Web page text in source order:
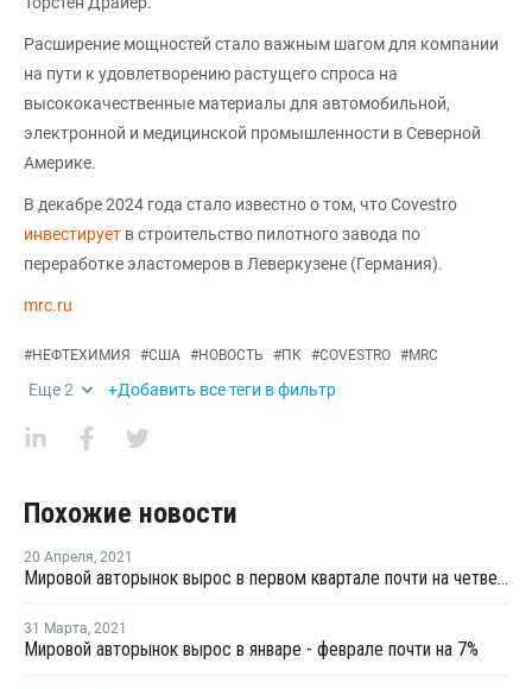
Расширение мощностей стало важным шагом для компании
на пути к удовлетворению растущего спроса на
высококачественные материалы для автомобильной,
электронной и медицинской промышленности в Северной
Америке.
В декабре 2024 года стало известно о том, что Covestro
инвестирует в строительство пилотного завода по
переработке эластомеров в Леверкузене (Германия).
mrc.ru
#НЕФТЕХИМИЯ #США #НОВОСТЬ #ПК #COVESTRO #MRC
Еще2 +Добавить все теги в фильтр
Похожие новости
20 Апреля, 2021
Мировой авторынок вырос в первом квартале почти на четверть
31 Марта, 2021
Мировой авторынок вырос в январе - феврале почти на 7%